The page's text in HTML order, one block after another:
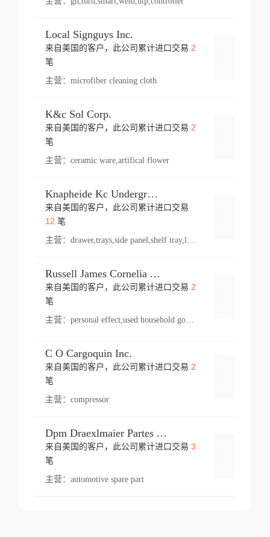
Local Signguys Inc.
来自美国的客户，此公司累计进口交易 2
笔
主营： microfiber cleaning cloth
K&c Sol Corp.
来自美国的客户，此公司累计进口交易 2
笔
主营： ceramic ware,artifical flower
Knapheide Kc Underground
来自美国的客户，此公司累计进口交易
12 笔
主营：
Russell James Cornelia Arlington Va
来自美国的客户，此公司累计进口交易 2
笔
主营： personal effect,used household goods
C O Cargoquin Inc.
来自美国的客户，此公司累计进口交易 2
笔
主营： compressor
Dpm Draexlmaier Partes Automotrices Corr Ind Huejotzingo
来自美国的客户，此公司累计进口交易 3
笔
主营： automotive spare part